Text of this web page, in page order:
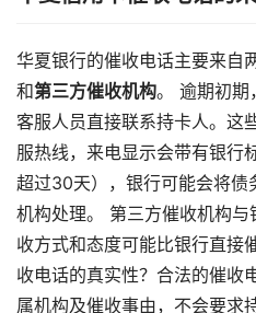
华夏银行的催收电话主要来自
和​​第三方催收机构​。 逾期初期
客服人员直接联系持卡人。这
服热线，来电显示会带有银行
超过30天），银行可能会将债
机构处理。 第三方催收机构
收方式和态度可能比银行直接
收电话的真实性？合法的催收
属机构及催收事由，不会要求